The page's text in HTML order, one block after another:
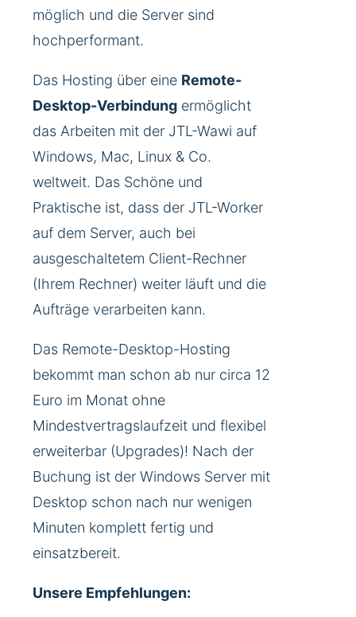
möglich und die Server sind
hochperformant.
Das Hosting über eine Remote-
Desktop-Verbindung ermöglicht
das Arbeiten mit der JTL-Wawi auf
Windows, Mac, Linux & Co.
weltweit. Das Schöne und
Praktische ist, dass der JTL-Worker
auf dem Server, auch bei
ausgeschaltetem Client-Rechner
(Ihrem Rechner) weiter läuft und die
Aufträge verarbeiten kann.
Das Remote-Desktop-Hosting
bekommt man schon ab nur circa 12
Euro im Monat ohne
Mindestvertragslaufzeit und flexibel
erweiterbar (Upgrades)! Nach der
Buchung ist der Windows Server mit
Desktop schon nach nur wenigen
Minuten komplett fertig und
einsatzbereit.
Unsere Empfehlungen: